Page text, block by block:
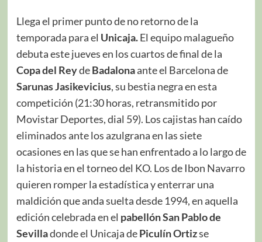
Llega el primer punto de no retorno de la
temporada para el Unicaja.El equipo malagueño
debuta este jueves en los cuartos de final de la
Copa del ReydeBadalonaante el Barcelona de
Sarunas Jasikevicius, su bestia negra en esta
competición (21:30 horas, retransmitido por
Movistar Deportes, dial 59). Los cajistas han caído
eliminados ante los azulgrana en las siete
ocasiones en las que se han enfrentado a lo largo de
la historia en el torneo del KO. Los de Ibon Navarro
quieren romper la estadística y enterrar una
maldición que anda suelta desde 1994, en aquella
edición celebrada en el pabellón San Pablo de
Sevilladonde el Unicaja dePiculín Ortizse